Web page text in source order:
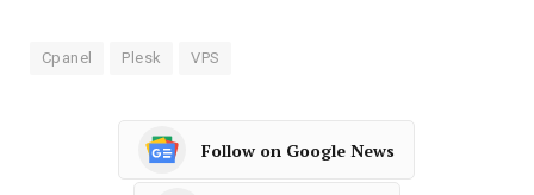
Cpanel Plesk VPS
Follow on Google News